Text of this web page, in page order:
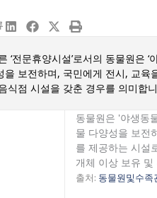
‘전문휴양시설’로서의 동물원
을 보전하며, 국민에게 전시, 교육
식점 시설을 갖춘 경우를 의미합
동물원은 '야생동
물 다양성을 보전
를 제공하는 시설
개체 이상 보유
출처: 동물원및수족